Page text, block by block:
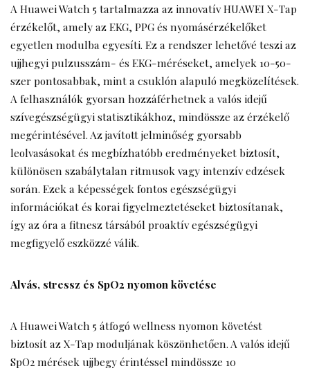
A Huawei Watch 5 tartalmazza az innovatív HUAWEI X-Tap
érzékelőt, amely az EKG, PPG és nyomásérzékelőket
egyetlen modulba egyesíti. Ez a rendszer lehetővé teszi az
ujjhegyi pulzusszám- és EKG-méréseket, amelyek 10-50-
szer pontosabbak, mint a csuklón alapuló megközelítések.
A felhasználók gyorsan hozzáférhetnek a valós idejű
szívegészségügyi statisztikákhoz, mindössze az érzékelő
megérintésével. Az javított jelminőség gyorsabb
leolvasásokat és megbízhatóbb eredményeket biztosít,
különösen szabálytalan ritmusok vagy intenzív edzések
során. Ezek a képességek fontos egészségügyi
információkat és korai figyelmeztetéseket biztosítanak,
így az óra a fitnesz társából proaktív egészségügyi
megfigyelő eszközzé válik.
Alvás, stressz és SpO2 nyomon követése
A Huawei Watch 5 átfogó wellness nyomon követést
biztosít az X-Tap moduljának köszönhetően. A valós idejű
SpO2 mérések ujjbegy érintéssel mindössze 10